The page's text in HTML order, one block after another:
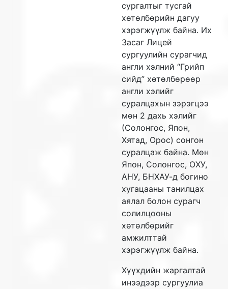
сургалтыг тусгай
хөтөлбөрийн дагуу
хэрэгжүүлж байна. Их
Засаг Лицей
сургуулийн сурагчид
англи хэлний “Грийп
сийд” хөтөлбөрөөр
англи хэлийг
суралцахын зэрэгцээ
мөн 2 дахь хэлийг
(Солонгос, Япон,
Хятад, Орос) сонгон
суралцаж байна. Мөн
Япон, Солонгос, ОХУ,
АНУ, БНХАУ-д богино
хугацааны танилцах
аялал болон сурагч
солилцооны
хөтөлбөрийг
амжилттай
хэрэгжүүлж байна.
Хүүхдийн жаргалтай
инээдээр сургуулиа